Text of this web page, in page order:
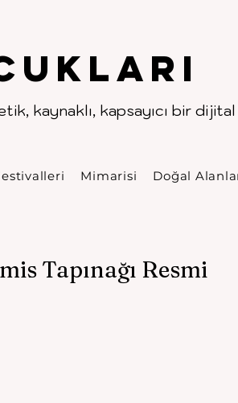
kaynaklı, kapsayıcı bir
Mimarisi Doğal
Tapınağı Resmi